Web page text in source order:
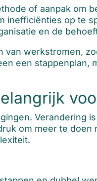
of aanpak om
op te
en de
werkstromen,
een
Verandering
om meer te doen